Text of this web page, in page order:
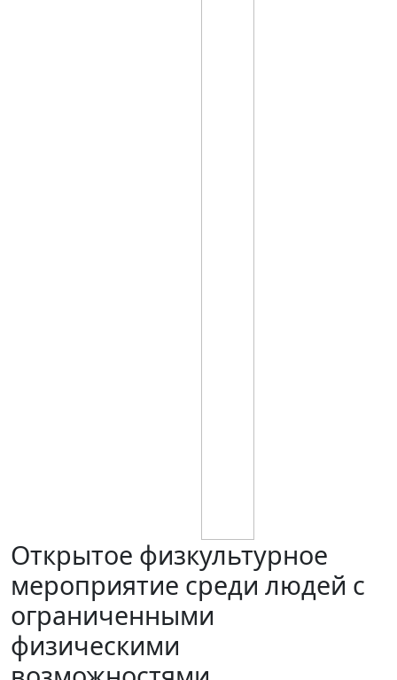
Открытое физкультурное
мероприятие среди людей с
ограниченными
физическими